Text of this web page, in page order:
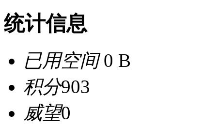
统计信息
已用空间0 B
积分903
威望0